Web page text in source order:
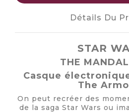
Détails Du
STAR
THE
Casque
The
On peut recréer des
de la saga Star Wars ou